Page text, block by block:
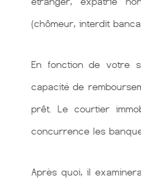
(chômeur, interdit
En fonction de votre
capacité de
prêt. Le courtier
concurrence les
Après quoi, il